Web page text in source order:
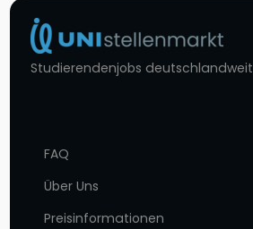
Studierendenjobs deutschlandweit
FAQ
Über Uns
Preisinformationen